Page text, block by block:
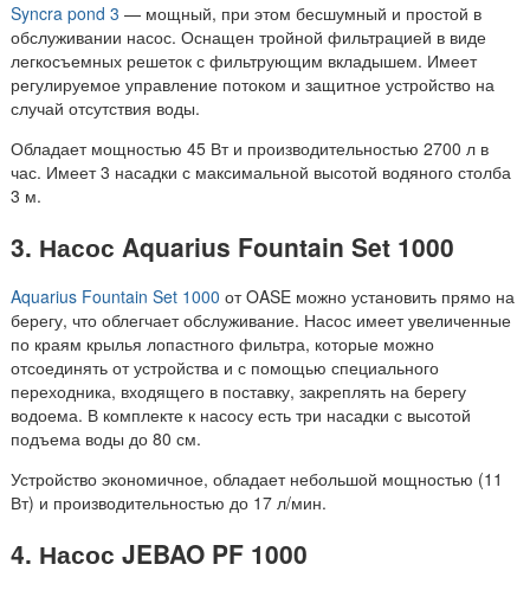
Syncra pond 3 — мощный, при этом бесшумный и простой в
обслуживании насос. Оснащен тройной фильтрацией в виде
легкосъемных решеток с фильтрующим вкладышем. Имеет
регулируемое управление потоком и защитное устройство на
случай отсутствия воды.
Обладает мощностью 45 Вт и производительностью 2700 л в
час. Имеет 3 насадки с максимальной высотой водяного столба
3 м.
3. Насос Aquarius Fountain Set 1000
Aquarius Fountain Set 1000 от OASE можно установить прямо на
берегу, что облегчает обслуживание. Насос имеет увеличенные
по краям крылья лопастного фильтра, которые можно
отсоединять от устройства и с помощью специального
переходника, входящего в поставку, закреплять на берегу
водоема. В комплекте к насосу есть три насадки с высотой
подъема воды до 80 см.
Устройство экономичное, обладает небольшой мощностью (11
Вт) и производительностью до 17 л/мин.
4. Насос JEBAO PF 1000